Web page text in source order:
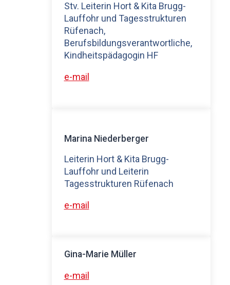
Stv. Leiterin Hort & Kita Brugg-
Lauffohr und Tagesstrukturen
Rüfenach,
Berufsbildungsverantwortliche,
Kindheitspädagogin HF
e-mail
Marina Niederberger
Leiterin Hort & Kita Brugg-
Lauffohr und Leiterin
Tagesstrukturen Rüfenach
e-mail
Gina-Marie Müller
e-mail